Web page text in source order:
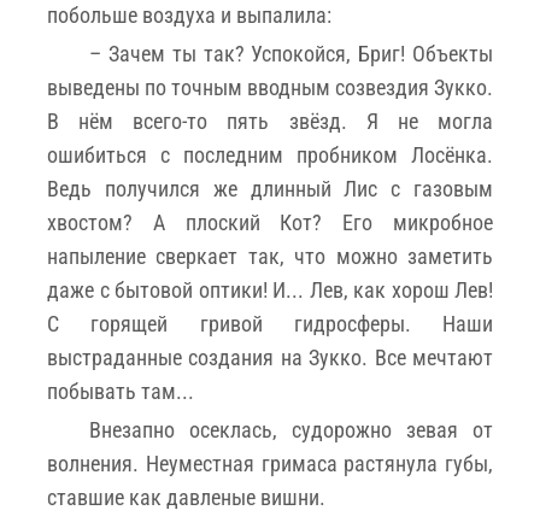
побольше воздуха и выпалила:
– Зачем ты так? Успокойся, Бриг! Объекты
выведены по точным вводным созвездия Зукко.
В нём всего-то пять звёзд. Я не могла
ошибиться с последним пробником Лосёнка.
Ведь получился же длинный Лис с газовым
хвостом? А плоский Кот? Его микробное
напыление сверкает так, что можно заметить
даже с бытовой оптики! И... Лев, как хорош Лев!
С горящей гривой гидросферы. Наши
выстраданные создания на Зукко. Все мечтают
побывать там...
Внезапно осеклась, судорожно зевая от
волнения. Неуместная гримаса растянула губы,
ставшие как давленые вишни.